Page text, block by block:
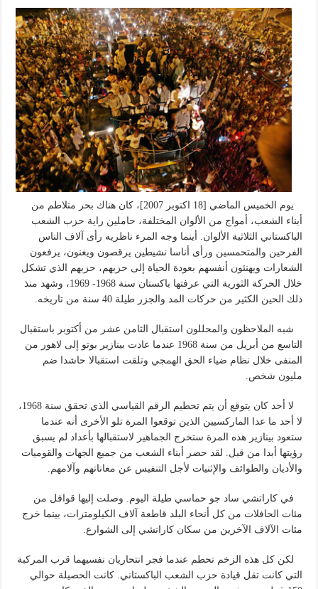
يوم الخميس الماضي [18 اكتوبر 2007]، كان هناك بحر متلاطم من
أبناء الشعب، أمواج من الألوان المختلفة، حاملين راية حزب الشعب
الباكستاني الثلاثية الألوان. أينما وجه المرء ناظريه رأى آلاف الناس
الفرحين والمتحمسين ورأى أناسا نشيطين يرقصون ويغنون، يرفعون
الشعارات ويهنئون أنفسهم بعودة الحياة إلى حزبهم، حزبهم الذي تشكل
خلال الحركة الثورية التي عرفتها باكستان سنة 1968- 1969، وشهد منذ
ذلك الحين الكثير من حركات المد والجزر طيلة 40 سنة من تاريخه.
شبه الملاحظون والمحللون استقبال الثامن عشر من أكتوبر باستقبال
التاسع من أبريل من سنة 1968 عندما عادت بينازير بوتو إلى لاهور من
المنفى خلال نظام ضياء الحق الهمجي وتلقت استقبالا حاشدا ضم
مليون شخص.
لا أحد كان يتوقع أن يتم تحطيم الرقم القياسي الذي تحقق سنة 1968،
لا أحد ما عدا الماركسيين الذين توقعوا المرة تلو الأخرى أنه عندما
ستعود بينازير هذه المرة ستخرج الجماهير لاستقبالها بأعداد لم يسبق
رؤيتها أبدا من قبل. لقد حضر أبناء الشعب من جميع الجهات والقوميات
والأديان والطوائف والإثنيات لأجل التنفيس عن معاناتهم وآلامهم.
في كاراتشي ساد جو حماسي طيلة اليوم. وصلت إليها قوافل من
مئات الحافلات من كل أنحاء البلد قاطعة آلاف الكيلومترات، بينما خرج
مئات الآلاف الآخرين من سكان كاراتشي إلى الشوارع.
لكن كل هذه الزخم تحطم عندما فجر انتحاريان نفسيهما قرب المركبة
التي كانت تقل قيادة حزب الشعب الباكستاني. كانت الحصيلة حوالي